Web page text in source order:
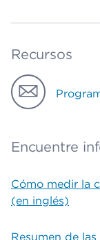
Recursos
Encuentre
Cómo medir la
(en inglés)
Resumen de